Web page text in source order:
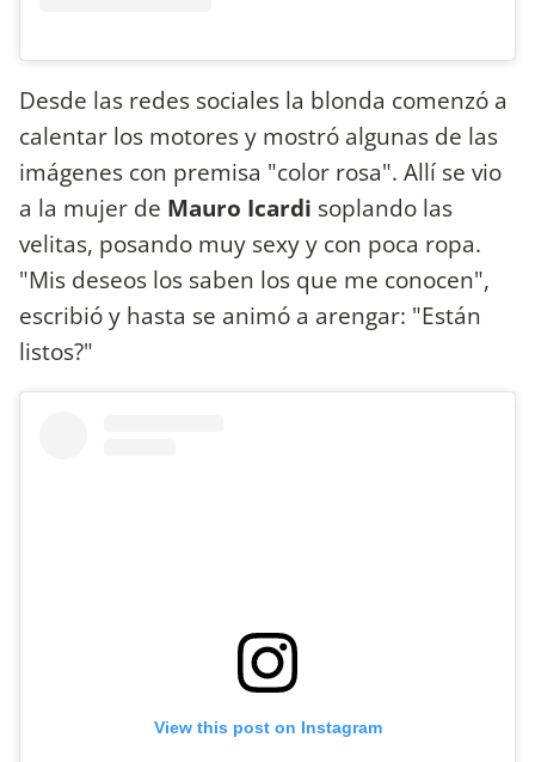
Desde las redes sociales la blonda comenzó a
calentar los motores y mostró algunas de las
imágenes con premisa "color rosa". Allí se vio
a la mujer de Mauro Icardi soplando las
velitas, posando muy sexy y con poca ropa.
"Mis deseos los saben los que me conocen",
escribió y hasta se animó a arengar: "Están
listos?"
View this post on Instagram